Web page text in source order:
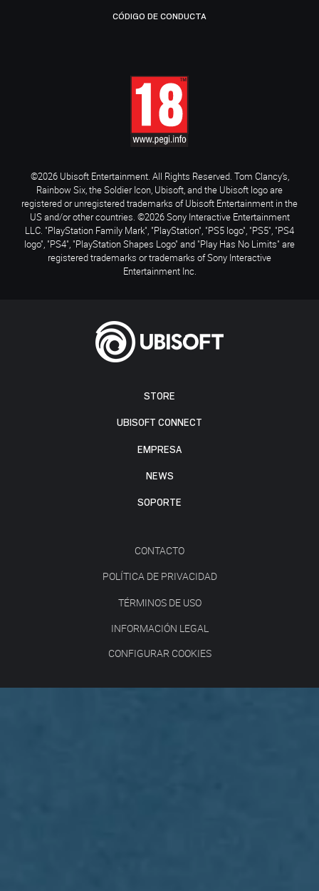
STORE
UBISOFT CONNECT
EMPRESA
NEWS
SOPORTE
CONTACTO
POLÍTICA DE PRIVACIDAD
TÉRMINOS DE USO
INFORMACIÓN LEGAL
CONFIGURAR COOKIES
CÓDIGO DE CONDUCTA
©2026 Ubisoft Entertainment. All Rights Reserved. Tom Clancy’s,
Rainbow Six, the Soldier Icon, Ubisoft, and the Ubisoft logo are
registered or unregistered trademarks of Ubisoft Entertainment in the
US and/or other countries. ©2026 Sony Interactive Entertainment
LLC. "PlayStation Family Mark", "PlayStation", "PS5 logo", "PS5", "PS4
logo", "PS4", "PlayStation Shapes Logo" and "Play Has No Limits" are
registered trademarks or trademarks of Sony Interactive
Entertainment Inc.